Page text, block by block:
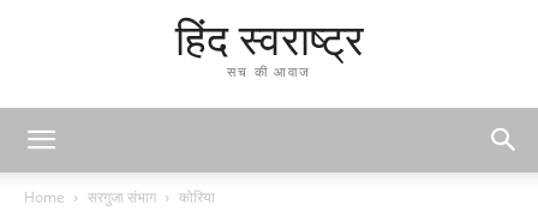
हिंद स्वराष्ट्र
सच की आवाज
Home सरगुजा संभाग कोरिया